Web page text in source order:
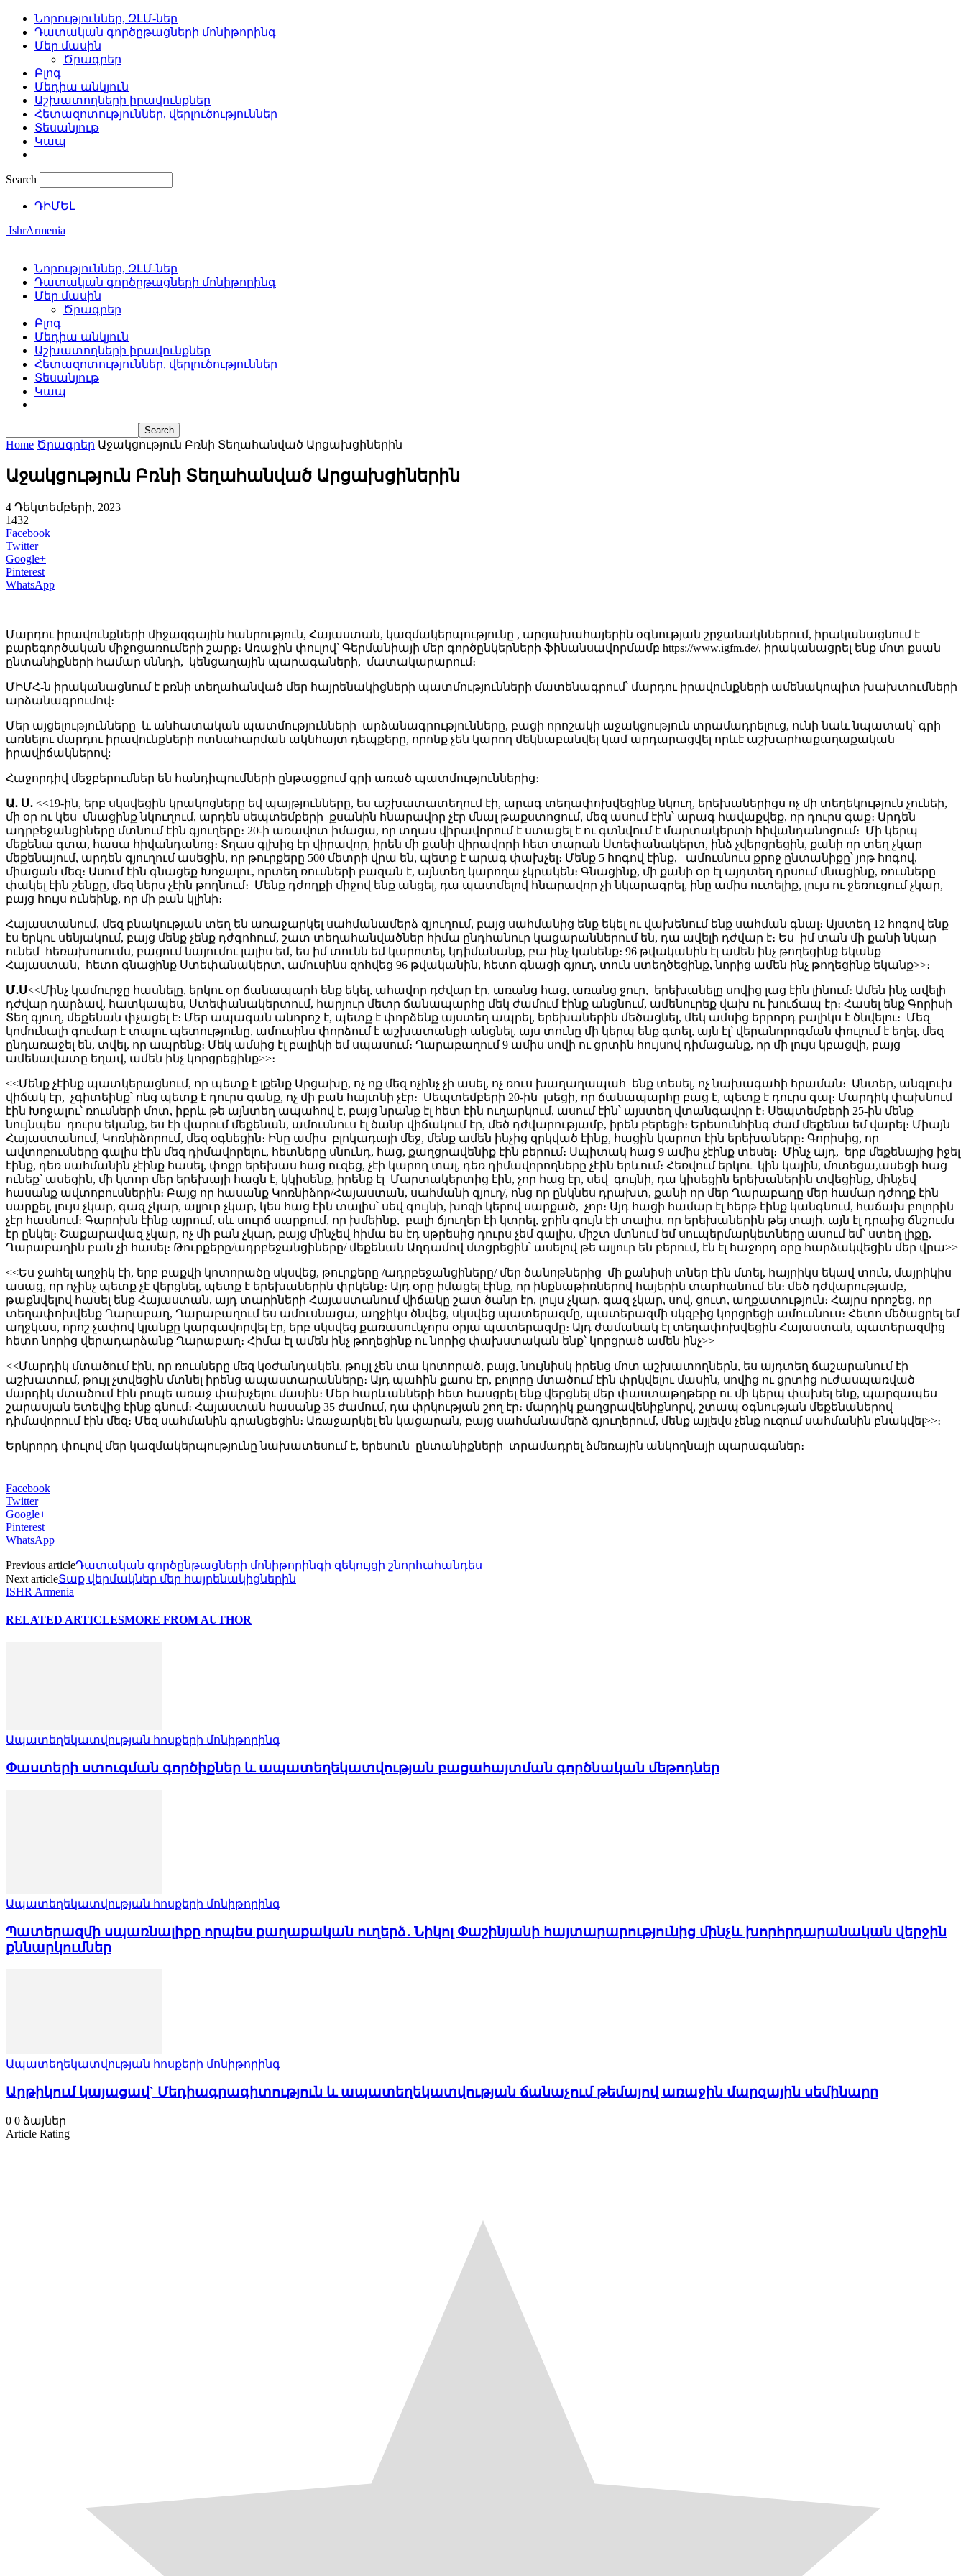
Նորություններ, ԶԼՄ-ներ
Դատական գործըթացների մոնիթորինգ
Մեր մասին
Ծրագրեր
Բլոգ
Մեդիա անկյուն
Աշխատողների իրավունքներ
Հետազոտություններ, վերլուծություններ
Տեսանյութ
Կապ
Search
ԴԻՄԵԼ
IshrArmenia
Նորություններ, ԶԼՄ-ներ
Դատական գործըթացների մոնիթորինգ
Մեր մասին
Ծրագրեր
Բլոգ
Մեդիա անկյուն
Աշխատողների իրավունքներ
Հետազոտություններ, վերլուծություններ
Տեսանյութ
Կապ
Home Ծրագրեր Աջակցություն Բռնի Տեղահանված Արցախցիներին
Աջակցություն Բռնի Տեղահանված Արցախցիներին
4 Դեկտեմբերի, 2023
1432
Facebook
Twitter
Google+
Pinterest
WhatsApp
Մարդու իրավունքների միջազգային հանրություն, Հայաստան, կազմակերպությունը , արցախահայերին օգնության շրջանակններում, իրականացնում է
բարեգործական միջոցառումերի շարք։ Առաջին փուլով՝ Գերմանիայի մեր գործընկերների ֆինանսավորմամբ https://www.igfm.de/, իրականացրել ենք մոտ քսան
ընտանիքների համար սննդի, կենցաղային պարագաների, մատակարարում։
ՄԻՄՀ-ն իրականացնում է բռնի տեղահանված մեր հայրենակիցների պատմությունների մատենագրում՝ մարդու իրավունքների ամենակոպիտ խախտումների
արձանագրումով։
Մեր այցելությունները և անհատական պատմությունների արձանագրությունները, բացի որոշակի աջակցություն տրամադրելուց, ունի նաև նպատակ՝ գրի
առնելու մարդու իրավունքների ոտնահարման ակնհայտ դեպքերը, որոնք չեն կարող մեկնաբանվել կամ արդարացվել որևէ աշխարհաքաղաքական
իրավիճակներով:
Հաջորդիվ մեջբերումներ են հանդիպումների ընթացքում գրի առած պատմություններից։
Ա․ Ս․ <<19-ին, երբ սկսվեցին կրակոցները եվ պայթյունները, ես աշխատատեղում էի, արագ տեղափոխվեցինք նկուղ, երեխաներիցս ոչ մի տեղեկություն չունեի,
մի օր ու կես մնացինք նկուղում, արդեն սեպտեմբերի քսանին հնարավոր չէր մնալ թաքստոցում, մեզ ասում էին՝ արագ հավաքվեք, որ դուրս գաք։ Արդեն
ադրբեջանցիները մտնում էին գյուղերը։ 20-ի առավոտ իմացա, որ տղաս վիրավորում է ստացել է ու գտնվում է մարտակերտի հիվանդանոցում։ Մի կերպ
մեքենա գտա, հասա հիվանդանոց։ Տղաս գլխից էր վիրավոր, իրեն մի քանի վիրավորի հետ տարան Ստեփանակերտ, ինձ չվերցրեցին, քանի որ տեղ չկար
մեքենայում, արդեն գյուղում ասեցին, որ թուրքերը 500 մետրի վրա են, պետք է արագ փախչել։ Մենք 5 հոգով էինք, ամուսնուս քրոջ ընտանիքը՝ յոթ հոգով,
միացան մեզ։ Ասում էին գնացեք Խոջալու, որտեղ ռուսների բազան է, այնտեղ կարողա չկրակեն։ Գնացինք, մի քանի օր էլ այդտեղ դրսում մնացինք, ռուսները
փակել էին շենքը, մեզ ներս չէին թողնում։ Մենք դժողքի միջով ենք անցել, դա պատմելով հնարավոր չի նկարագրել, ինը ամիս ուտելիք, լույս ու ջեռուցում չկար,
բայց հույս ունեինք, որ մի բան կլինի։
Հայաստանում, մեզ բնակության տեղ են առաջարկել սահմանամերձ գյուղում, բայց սահմանից ենք եկել ու վախենում ենք սահման գնալ։ Այստեղ 12 հոգով ենք
էս երկու սենյակում, բայց մենք չենք դժգոհում, շատ տեղահանվածներ հիմա ընդհանուր կացարաններում են, դա ավելի դժվար է։ Ես իմ տան մի քանի նկար
ունեմ հեռախոսումս, բացում նայումու լալիս եմ, ես իմ տունն եմ կարոտել, կդիմանանք, բա ինչ կանենք։ 96 թվականին էլ ամեն ինչ թողեցինք եկանք
Հայաստան, հետո գնացինք Ստեփանակերտ, ամուսինս զոհվեց 96 թվականին, հետո գնացի գյուղ, տուն ստեղծեցինք, նորից ամեն ինչ թողեցինք եկանք>>։
Մ․Ս<<Մինչ կամուրջը հասնելը, երկու օր ճանապարհ ենք եկել, ահավոր դժվար էր, առանց հաց, առանց ջուր, երեխանելը սովից լաց էին լինում։ Ամեն ինչ ավելի
դժվար դարձավ, հատկապես, Ստեփանակերտում, հարյուր մետր ճանապարհը մեկ ժամում էինք անցնում, ամենուրեք վախ ու խուճապ էր։ Հասել ենք Գորիսի
Տեղ գյուղ, մեքենան փչացել է։ Մեր ապագան անորոշ է, պետք է փորձենք այստեղ ապրել, երեխաներին մեծացնել, մեկ ամսից երրորդ բալիկս է ծնվելու։ Մեզ
կոմունալի գումար է տալու պետությունը, ամուսինս փորձում է աշխատանքի անցնել, այս տունը մի կերպ ենք գտել, այն էլ՝ վերանորոգման փուլում է եղել, մեզ
ընդառաջել են, տվել, որ ապրենք։ Մեկ ամսից էլ բալիկի եմ սպասում։ Ղարաբաղում 9 ամիս սովի ու ցրտին հույսով դիմացանք, որ մի լույս կբացվի, բայց
ամենավատը եղավ, ամեն ինչ կորցրեցինք>>։
<<Մենք չէինք պատկերացնում, որ պետք է լքենք Արցախը, ոչ ոք մեզ ոչինչ չի ասել, ոչ ռուս խաղաղապահ ենք տեսել, ոչ նախագահի հրաման։ Անտեր, անգլուխ
վիճակ էր, չգիտեինք՝ ոնց պետք է դուրս գանք, ոչ մի բան հայտնի չէր։ Սեպտեմբերի 20-ին լսեցի, որ ճանապարհը բաց է, պետք է դուրս գալ։ Մարդիկ փախնում
էին Խոջալու՝ ռուսների մոտ, իբրև թե այնտեղ ապահով է, բայց նրանք էլ հետ էին ուղարկում, ասում էին՝ այստեղ վտանգավոր է։ Սեպտեմբերի 25-ին մենք
նույնպես դուրս եկանք, ես էի վարում մեքենան, ամուսնուս էլ ծանր վիճակում էր, մեծ դժվարությամբ, իրեն բերեցի։ Երեսունհինգ ժամ մեքենա եմ վարել։ Միայն
Հայաստանում, Կոռնիձորում, մեզ օգնեցին։ Ինը ամիս բլոկադայի մեջ, մենք ամեն ինչից զրկված էինք, հացին կարոտ էին երեխաները։ Գորիսից, որ
ավտոբուսները գալիս էին մեզ դիմավորելու, հետները սնունդ, հաց, քաղցրավենիք էին բերում։ Սպիտակ հաց 9 ամիս չէինք տեսել։ Մինչ այդ, երբ մեքենայից իջել
էինք, դեռ սահմանին չէինք հասել, փոքր երեխաս հաց ուզեց, չէի կարող տալ, դեռ դիմավորողները չէին երևում։ Հեռվում երկու կին կային, մոտեցա,ասեցի հաց
ունեք՝ ասեցին, մի կտոր մեր երեխայի հացն է, կկիսենք, իրենք էլ Մարտակերտից էին, չոր հաց էր, սեվ գույնի, դա կիսեցին երեխաներին տվեցինք, մինչեվ
հասանք ավտոբուսներին։ Բայց որ հասանք Կոռնիձոր/Հայաստան, սահմանի գյուղ/, ոնց որ ընկնես դրախտ, քանի որ մեր Ղարաբաղը մեր համար դժողք էին
սարքել, լույս չկար, գազ չկար, ալյուր չկար, կես հաց էին տալիս՝ սեվ գույնի, խոզի կերով սարքած, չոր։ Այդ հացի համար էլ հերթ էինք կանգնում, հաճախ բոլորին
չէր հասնում։ Գարոխն էինք այրում, սև սուրճ սարքում, որ խմեինք, բալի ճյուղեր էի կտրել, ջրին գույն էի տալիս, որ երեխաներին թեյ տայի, այն էլ դրաից ճնշումս
էր ընկել։ Շաքարավազ չկար, ոչ մի բան չկար, բայց մինչեվ հիմա ես էդ սթրեսից դուրս չեմ գալիս, միշտ մտնում եմ սուպերմարկետները ասում եմ՝ ստեղ լիքը,
Ղարաբաղին բան չի հասել։ Թուրքերը/ադրբեջանցիները/ մեքենան Աղդամով մտցրեցին՝ ասելով թե ալյուր են բերում, էն էլ հաջորդ օրը հարձակվեցին մեր վրա>>
<<Ես ջահել աղջիկ էի, երբ բաքվի կոտորածը սկսվեց, թուրքերը /ադրբեջանցիները/ մեր ծանոթներից մի քանիսի տներ էին մտել, հայրիկս եկավ տուն, մայրիկիս
ասաց, որ ոչինչ պետք չէ վերցնել, պետք է երեխաներին փրկենք։ Այդ օրը իմացել էինք, որ ինքնաթիռներով հայերին տարհանում են։ մեծ դժվարությամբ,
թաքնվելով հասել ենք Հայաստան, այդ տարիների Հայաստանում վիճակը շատ ծանր էր, լույս չկար, գազ չկար, սով, ցուտ, աղքատություն։ Հայրս որոշեց, որ
տեղափոխվենք Ղարաբաղ, Ղարաբաղում ես ամուսնացա, աղջիկս ծնվեց, սկսվեց պատերազմը, պատերազմի սկզբից կորցրեցի ամուսնուս։ Հետո մեծացրել եմ
աղջկաս, որոշ չափով կյանքը կարգավորվել էր, երբ սկսվեց քառասունչորս օրյա պատերազմը։ Այդ ժամանակ էլ տեղափոխվեցին Հայաստան, պատերազմից
հետո նորից վերադարձանք Ղարաբաղ։ Հիմա էլ ամեն ինչ թողեցինք ու նորից փախստական ենք՝ կորցրած ամեն ինչ>>
<<Մարդիկ մտածում էին, որ ռուսները մեզ կօժանդակեն, թույլ չեն տա կոտորած, բայց, նույնիսկ իրենց մոտ աշխատողներն, ես այդտեղ ճաշարանում էի
աշխատում, թույլ չտվեցին մտնել իրենց ապաստարանները։ Այդ պահին քաոս էր, բոլորը մտածում էին փրկվելու մասին, սովից ու ցրտից ուժասպառված
մարդիկ մտածում էին րոպե առաջ փախչելու մասին։ Մեր հարևանների հետ հասցրել ենք վերցնել մեր փաստաթղթերը ու մի կերպ փախել ենք, պարզապես
շարասյան ետեվից էինք գնում։ Հայաստան հասանք 35 ժամում, դա փրկության շող էր։ մարդիկ քաղցրավենիքնորվ, շտապ օգնության մեքենաներով
դիմավորում էին մեզ։ Մեզ սահմանին գրանցեցին։ Առաջարկել են կացարան, բայց սահմանամերձ գյուղերում, մենք այլեվս չենք ուզում սահմանին բնակվել>>։
Երկրորդ փուլով մեր կազմակերպությունը նախատեսում է, երեսուն ընտանիքների տրամադրել ձմեռային անկողնայի պարագաներ։
Facebook
Twitter
Google+
Pinterest
WhatsApp
Previous articleԴատական գործընթացների մոնիթորինգի զեկույցի շնորհահանդես
Next articleՏաք վերմակներ մեր հայրենակիցներին
ISHR Armenia
RELATED ARTICLESMORE FROM AUTHOR
Ապատեղեկատվության հոսքերի մոնիթորինգ
Փաստերի ստուգման գործիքներ և ապատեղեկատվության բացահայտման գործնական մեթոդներ
Ապատեղեկատվության հոսքերի մոնիթորինգ
Պատերազմի սպառնալիքը որպես քաղաքական ուղերձ․ Նիկոլ Փաշինյանի հայտարարությունից մինչև խորհրդարանական վերջին
քննարկումներ
Ապատեղեկատվության հոսքերի մոնիթորինգ
Արթիկում կայացավ` Մեդիագրագիտություն և ապատեղեկատվության ճանաչում թեմայով առաջին մարզային սեմինարը
0 0 ձայներ
Article Rating